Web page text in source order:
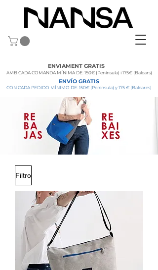
ENVIAMENT GRATIS
AMB CADA COMANDA MÍNIMA DE: 150€ (Península) i 175€ (Balears)
ENVÍO GRATIS
CON CADA PEDIDO MÍNIMO DE: 150€ (Península) y 175 € (Baleares)
Filtro